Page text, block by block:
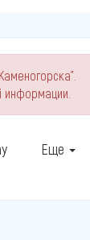
информации.
Еще